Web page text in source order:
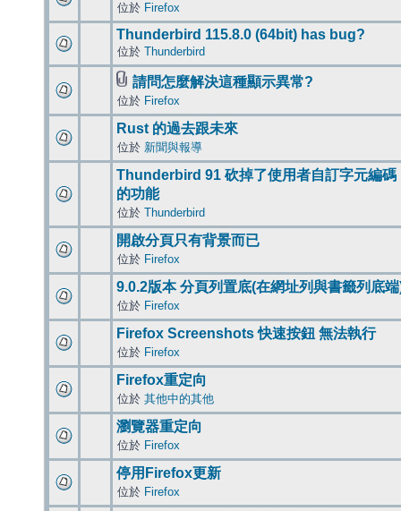
位於 Firefox
Thunderbird 115.8.0 (64bit) has bug?
位於 Thunderbird
請問怎麼解決這種顯示異常?
位於 Firefox
Rust 的過去跟未來
位於 新聞與報導
Thunderbird 91 砍掉了使用者自訂字元編碼
的功能
位於 Thunderbird
開啟分頁只有背景而已
位於 Firefox
9.0.2版本 分頁列置底(在網址列與書籤列底
位於 Firefox
Firefox Screenshots 快速按鈕 無法執行
位於 Firefox
Firefox重定向
位於 其他中的其他
瀏覽器重定向
位於 Firefox
停用Firefox更新
位於 Firefox